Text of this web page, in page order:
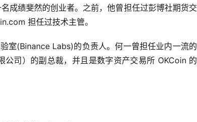
成绩斐然的创业者。之前，他曾担任过彭博社期货交
担任过技术主管。
室(Binance Labs)的负责人。何一曾担任业内一流的
司）的副总裁，并且是数字资产交易所 OKCoin 的